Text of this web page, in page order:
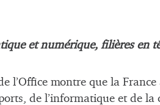
et numérique, filières en
l’Office montre que la
de l’informatique et de